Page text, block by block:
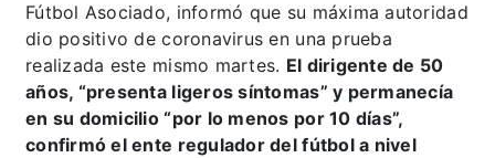
Fútbol Asociado, informó que su máxima autoridad
dio positivo de coronavirus en una prueba
realizada este mismo martes. El dirigente de 50
años, “presenta ligeros síntomas” y permanecía
en su domicilio “por lo menos por 10 días”,
confirmó el ente regulador del fútbol a nivel